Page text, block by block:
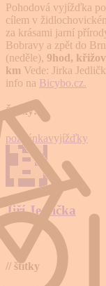
Pohodová vyjížďka
cílem v
za krásami jarní
Bobravy a zpět do
(neděle), 9hod,
km Vede: Jirka
info na Bicybo.cz.
Štítky:
pozvánkavyjížďky
Jiří Jedlička
// štítky